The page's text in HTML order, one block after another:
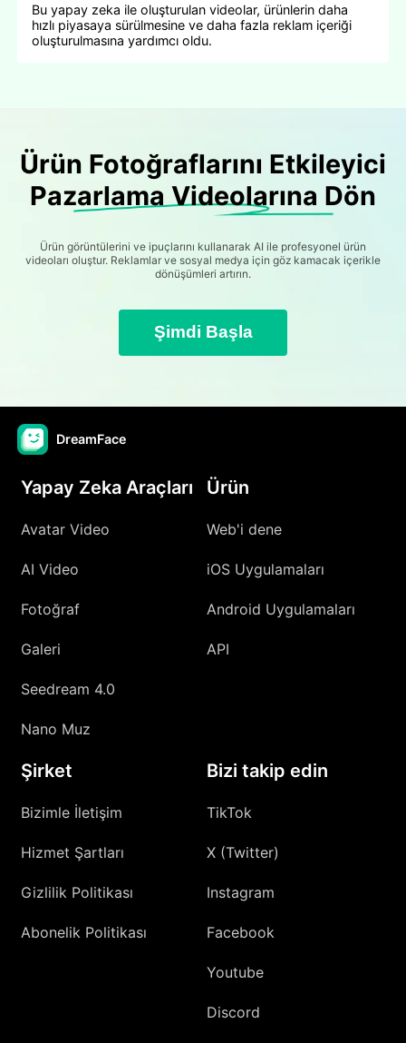
Bu yapay zeka ile oluşturulan videolar, ürünlerin daha
hızlı piyasaya sürülmesine ve daha fazla reklam içeriği
oluşturulmasına yardımcı oldu.
Ürün Fotoğraflarını Etkileyici
Pazarlama Videolarına Dön
Ürün görüntülerini ve ipuçlarını kullanarak AI ile profesyonel ürün
videoları oluştur. Reklamlar ve sosyal medya için göz kamacak içerikle
dönüşümleri artırın.
Şimdi Başla
DreamFace
Yapay Zeka Araçları
Avatar Video
AI Video
Fotoğraf
Galeri
Seedream 4.0
Nano Muz
Ürün
Web'i dene
iOS Uygulamaları
Android Uygulamaları
API
Şirket
Bizimle İletişim
Hizmet Şartları
Gizlilik Politikası
Abonelik Politikası
Bizi takip edin
TikTok
X (Twitter)
Instagram
Facebook
Youtube
Discord